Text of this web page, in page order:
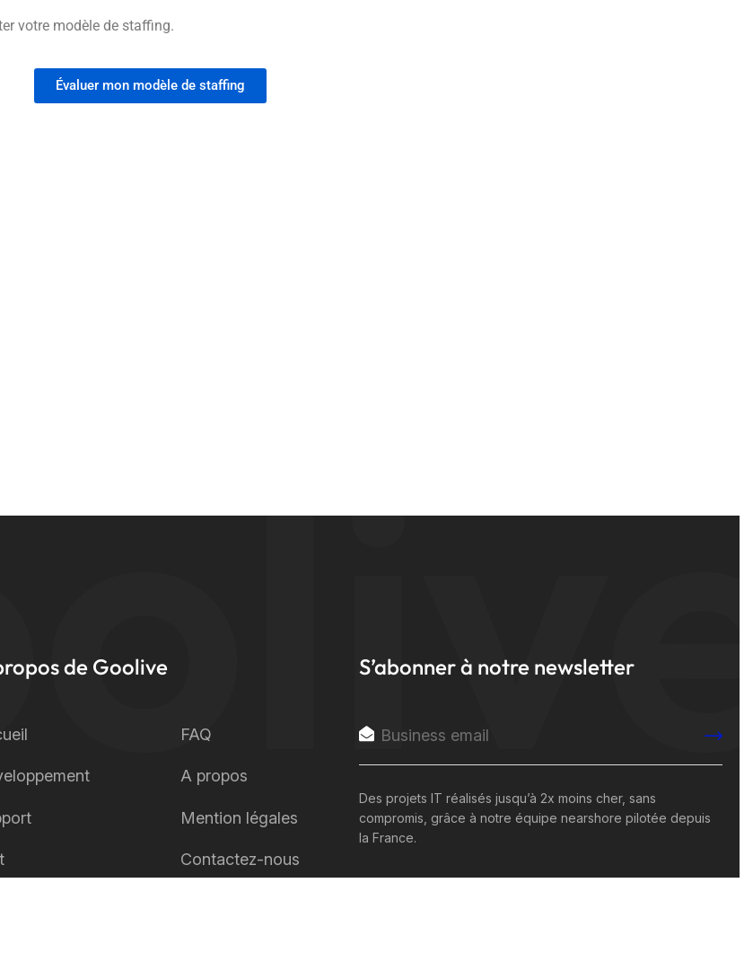
votre modèle de staffing.
Évaluer mon modèle de staffing
de Goolive
FAQ
A propos
Mention légales
Contactez-nous
S’abonner à notre newsletter
Des projets IT réalisés jusqu’à 2x moins cher, sans
compromis, grâce à notre équipe nearshore pilotée depuis
la France.